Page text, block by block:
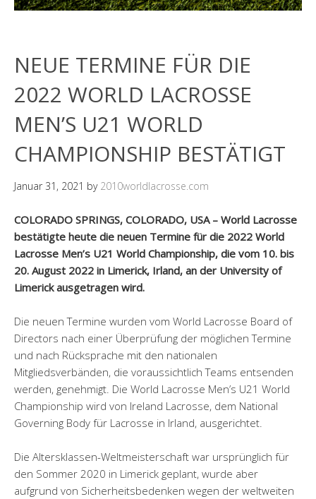
NEUE TERMINE FÜR DIE
2022 WORLD LACROSSE
MEN’S U21 WORLD
CHAMPIONSHIP BESTÄTIGT
Januar 31, 2021 by 2010worldlacrosse.com
COLORADO SPRINGS, COLORADO, USA – World Lacrosse
bestätigte heute die neuen Termine für die 2022 World
Lacrosse Men’s U21 World Championship, die vom 10. bis
20. August 2022 in Limerick, Irland, an der University of
Limerick ausgetragen wird.
Die neuen Termine wurden vom World Lacrosse Board of
Directors nach einer Überprüfung der möglichen Termine
und nach Rücksprache mit den nationalen
Mitgliedsverbänden, die voraussichtlich Teams entsenden
werden, genehmigt. Die World Lacrosse Men’s U21 World
Championship wird von Ireland Lacrosse, dem National
Governing Body für Lacrosse in Irland, ausgerichtet.
Die Altersklassen-Weltmeisterschaft war ursprünglich für
den Sommer 2020 in Limerick geplant, wurde aber
aufgrund von Sicherheitsbedenken wegen der weltweiten